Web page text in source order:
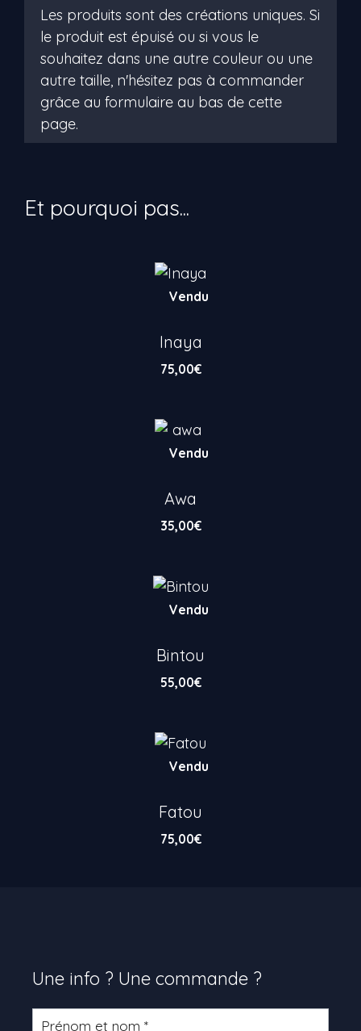
Vendu
Inaya
75,00€
Vendu
Awa
35,00€
Vendu
Bintou
55,00€
Vendu
Fatou
75,00€
Une info ? Une commande ?
Formulaire